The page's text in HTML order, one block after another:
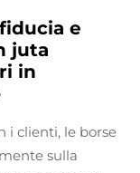
e
juta
in
i clienti, le borse
sulla